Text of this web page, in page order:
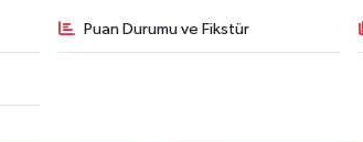
Puan Durumu ve Fikstür